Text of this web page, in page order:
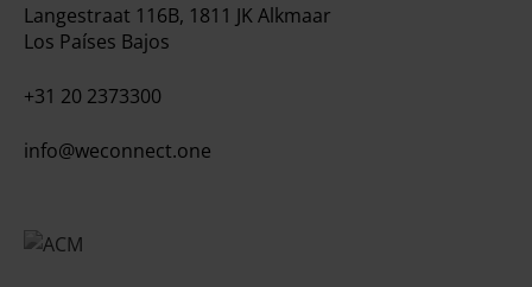
Langestraat 116B, 1811 JK Alkmaar
Los Países Bajos
+31 20 2373300
info@weconnect.one